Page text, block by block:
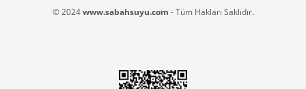
© 2024www.sabahsuyu.com - Tüm Hakları Saklıdır.